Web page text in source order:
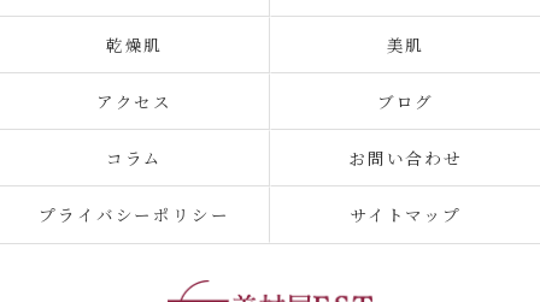
乾燥肌 美肌
アクセス ブログ
コラム お問い合わせ
プライバシーポリシー サイトマップ